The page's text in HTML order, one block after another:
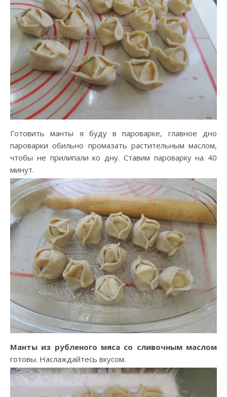
Готовить манты я буду в пароварке, главное дно
пароварки обильно промазать растительным маслом,
чтобы не прилипали ко дну. Ставим пароварку на 40
минут.
Манты из рубленого мяса со сливочным маслом
готовы. Наслаждайтесь вкусом.